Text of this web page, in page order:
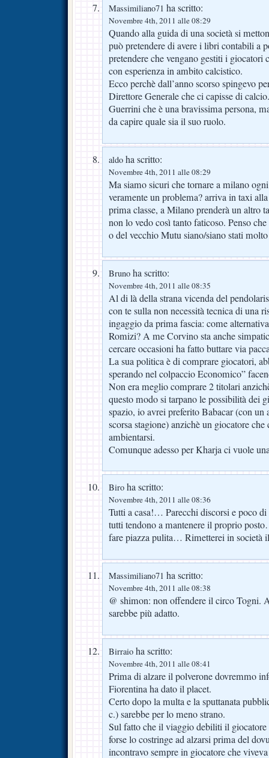
Massimiliano71 ha scritto:
Novembre 4th, 2011 alle 08:29
Quando alla guida di una società si
può pretendere di avere i libri contabili a
pretendere che vengano gestiti i giocatori
con esperienza in ambito calcistico.
Ecco perchè dall’anno scorso spingevo
Direttore Generale che ci capisse di
Guerrini che è una bravissima persona,
da capire quale sia il suo ruolo.
aldo ha scritto:
Novembre 4th, 2011 alle 08:29
Ma siamo sicuri che tornare a milano
veramente un problema? arriva in taxi
prima classe, a Milano prenderà un altro
non lo vedo così tanto faticoso. Penso
o del vecchio Mutu siano/siano stati
Bruno ha scritto:
Novembre 4th, 2011 alle 08:35
Al di là della strana vicenda del
con te sulla non necessità tecnica di una
ingaggio da prima fascia: come
Romizi? A me Corvino sta anche
cercare occasioni ha fatto buttare via
La sua politica è di comprare giocatori,
sperando nel colpaccio Economico”
Non era meglio comprare 2 titolari
questo modo si tarpano le possibilità dei
spazio, io avrei preferito Babacar (con un
scorsa stagione) anzichè un giocatore
ambientarsi.
Comunque adesso per Kharja ci vuole
Biro ha scritto:
Novembre 4th, 2011 alle 08:36
Tutti a casa!… Parecchi discorsi e poco
tutti tendono a mantenere il proprio
fare piazza pulita… Rimetterei in
Massimiliano71 ha scritto:
Novembre 4th, 2011 alle 08:38
@ shimon: non offendere il circo Togni.
sarebbe più adatto.
Birraio ha scritto:
Novembre 4th, 2011 alle 08:41
Prima di alzare il polverone dovremmo
Fiorentina ha dato il placet.
Certo dopo la multa e la sputtanata
c.) sarebbe per lo meno strano.
Sul fatto che il viaggio debiliti il giocatore
forse lo costringe ad alzarsi prima del
incontravo sempre in giocatore che